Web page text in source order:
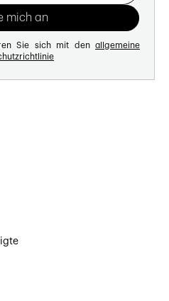
Sie sich mit den allgemeine